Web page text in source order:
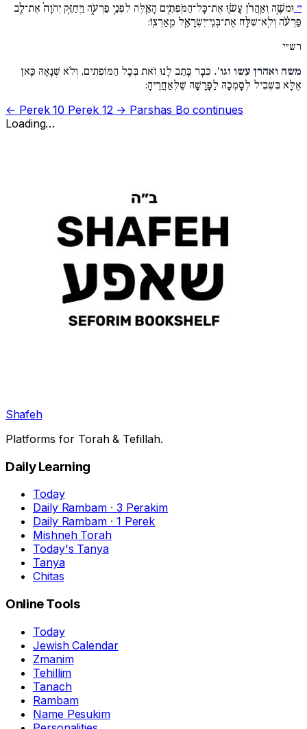
י׳ וּמשֶׁ֣ה וְאַֽהֲרֹ֗ן עָשׂ֛וּ אֶת־כָּל־הַמֹּֽפְתִ֥ים הָאֵ֖לֶּה לִפְנֵ֣י פַרְעֹ֑ה וַיְחַזֵּ֤ק יְהֹוָה֙ אֶת־לֵ֣ב
פַּרְעֹ֔ה וְלֹֽא־שִׁלַּ֥ח אֶת־בְּנֵֽי־יִשְׂרָאֵ֖ל מֵֽאַרְצֽוֹ:
רש״י
משה ואהרן עשו וגו'. כְּבָר כָּתַב לָנוּ זֹאת בְּכָל הַמּוֹפְתִים, וְלֹא שְׁנָאָהּ כָּאן
אֶלָּא בִּשְׁבִיל לְסָמְכָהּ לַפָּרָשָׁה שֶׁלְּאַחֲרֶיהָ:
← Perek 10 Perek 12 → Parshas Bo continues
Loading…
Shafeh
Platforms for Torah & Tefillah.
Daily Learning
Today
Daily Rambam · 3 Perakim
Daily Rambam · 1 Perek
Mishneh Torah
Today's Tanya
Tanya
Chitas
Online Tools
Today
Jewish Calendar
Zmanim
Tehillim
Tanach
Rambam
Name Pesukim